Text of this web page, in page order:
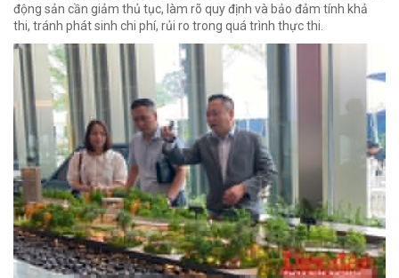
động sản cần giảm thủ tục, làm rõ quy định và bảo đảm tính khả
thi, tránh phát sinh chi phí, rủi ro trong quá trình thực thi.